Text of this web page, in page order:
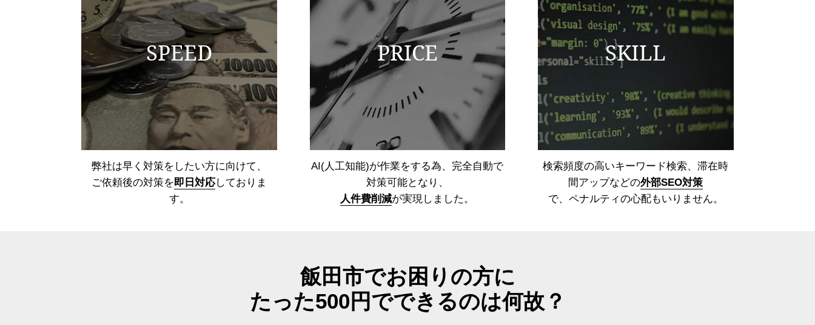
SPEED
弊社は早く対策をしたい方に向けて、
ご依頼後の対策を即日対応しておりま
す。
PRICE
AI(人工知能)が作業をする為、 完全自動で
対策可能となり、
人件費削減が実現しました。
SKILL
検索頻度の高いキーワード検索、滞在時
間アップなどの外部SEO対策
で、ペナルティの心配もいりません。
飯田市でお困りの方に
たった500円でできるのは何故？